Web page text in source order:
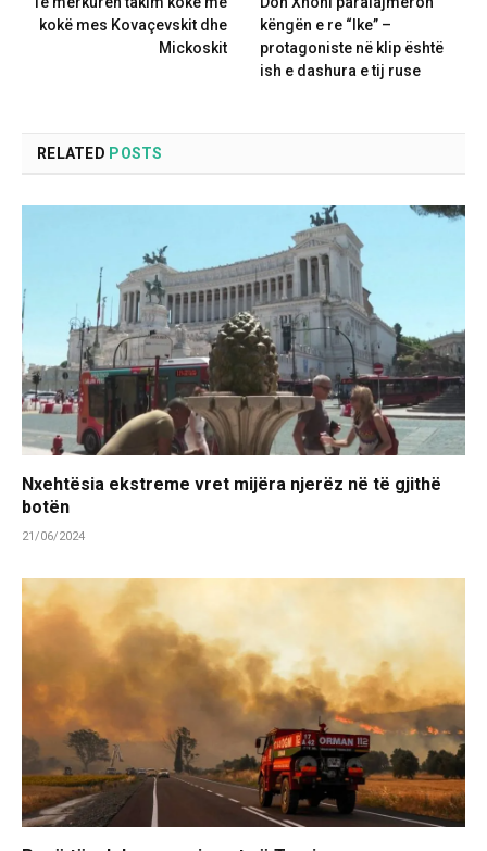
kokë mes Kovaçevskit dhe
Mickoskit
këngën e re “Ike” –
protagoniste në klip është
ish e dashura e tij ruse
RELATED POSTS
Nxehtësia ekstreme vret mijëra njerëz në të gjithë
botën
21/06/2024